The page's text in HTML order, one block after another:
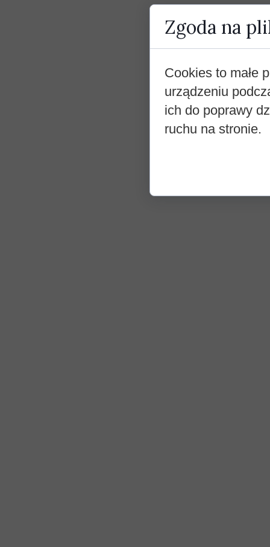
Zgoda na
Cookies to małe
urządzeniu
ich do poprawy
ruchu na stronie.